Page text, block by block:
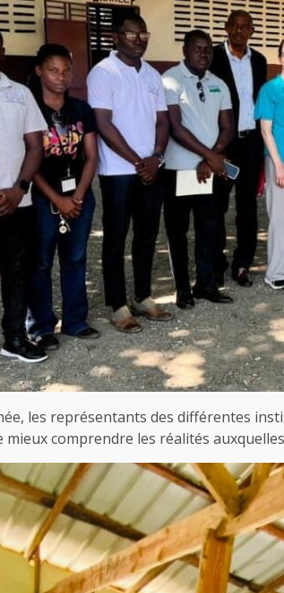
les représentants des différentes
mieux comprendre les réalités